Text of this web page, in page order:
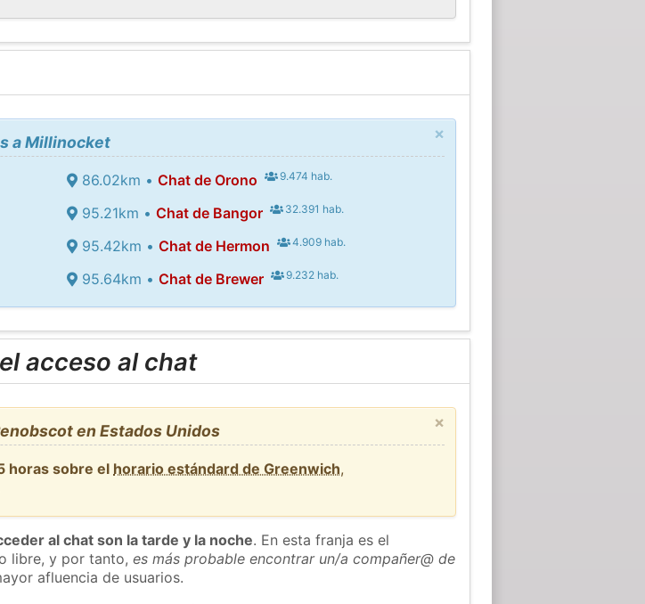
×
a Millinocket
86.02km •Chat de Orono 9.474 hab.
95.21km •Chat de Bangor 32.391 hab.
95.42km •Chat de Hermon 4.909 hab.
95.64km •Chat de Brewer 9.232 hab.
acceso al chat
×
en Estados Unidos
horas sobre el horario estándard de Greenwich,
al chat son la tarde y la noche. En esta franja es el
libre, y por tanto,es más probable encontrar un/a compañer@ de
afluencia de usuarios.